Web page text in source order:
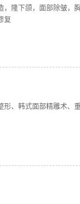
，隆下颌，面部除皱，
复
形、韩式面部精雕术、